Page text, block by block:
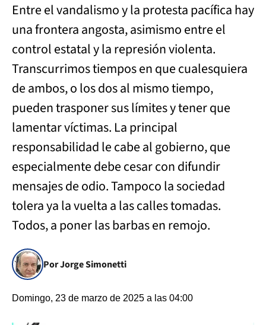
Entre el vandalismo y la protesta pacífica hay
una frontera angosta, asimismo entre el
control estatal y la represión violenta.
Transcurrimos tiempos en que cualesquiera
de ambos, o los dos al mismo tiempo,
pueden trasponer sus límites y tener que
lamentar víctimas. La principal
responsabilidad le cabe al gobierno, que
especialmente debe cesar con difundir
mensajes de odio. Tampoco la sociedad
tolera ya la vuelta a las calles tomadas.
Todos, a poner las barbas en remojo.
Por Jorge Simonetti
Domingo, 23 de marzo de 2025 a las 04:00